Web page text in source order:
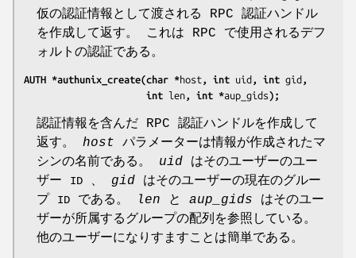
仮の認証情報として渡される RPC 認証ハンドル
を作成して返す。 これは RPC で使用されるデフ
ォルトの認証である。
AUTH *authunix_create(char *host , int uid , int gid ,
                      int
len , int *aup_gids);
認証情報を含んだ RPC 認証ハンドルを作成して
返す。 host パラメーターは情報が作成されたマ
シンの名前である。 uid はそのユーザーのユー
ザー
ID 、 gid はそのユーザーの現在のグルー
プ
ID である。 len と aup_gids はそのユー
ザーが所属するグループの配列を参照している。
他のユーザーになりすますことは簡単である。